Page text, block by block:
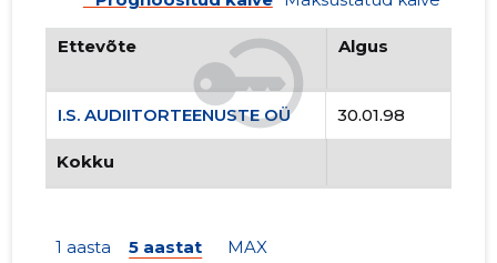
Ettevõte Algus
I.S. AUDIITORTEENUSTE OÜ 30.01.98
Kokku
1 aasta 5 aastat MAX